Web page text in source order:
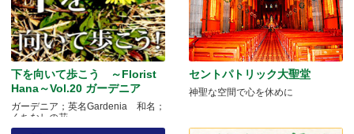
下を向いて歩こう ～Florist
Hana～Vol.20 ガーデニア
ガーデニア；英名Gardenia 和名；
くちなしの花 .....
セントパトリック大聖堂
神聖な空間で心を休めに